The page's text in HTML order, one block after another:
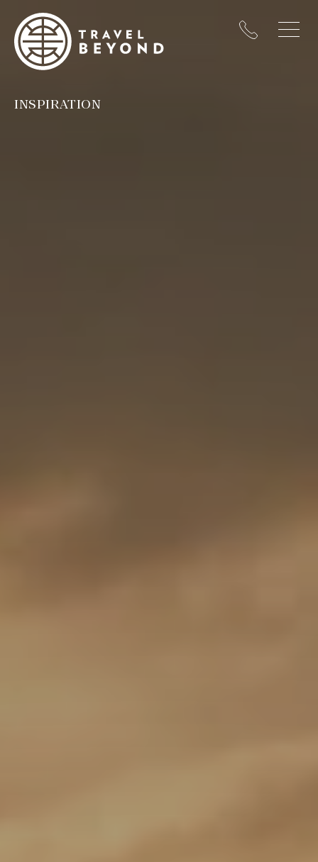
INSPIRATION